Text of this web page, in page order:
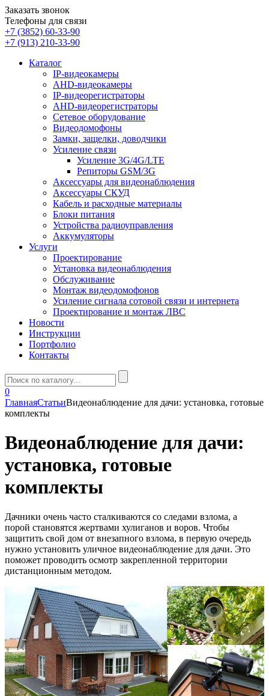
Заказать звонок
Телефоны для связи
+7 (3852) 60-33-90
+7 (913) 210-33-90
Каталог
IP-видеокамеры
AHD-видеокамеры
IP-видеорегистраторы
AHD-видеорегистраторы
Сетевое оборудование
Видеодомофоны
Замки, защелки, доводчики
Усиление связи
Усиление 3G/4G/LTE
Репиторы GSM/3G
Аксессуары для видеонаблюдения
Аксессуары СКУД
Кабель и расходные материалы
Блоки питания
Устройства радиоуправления
Аккумуляторы
Услуги
Проектирование
Установка видеонаблюдения
Обслуживание
Монтаж видеодомофонов
Усиление сигнала сотовой связи и интернета
Проектирование и монтаж ЛВС
Новости
Инструкции
Портфолио
Контакты
0
ГлавнаяСтатьиВидеонаблюдение для дачи: установка, готовые
комплекты
Видеонаблюдение для дачи:
установка, готовые
комплекты
Дачники очень часто сталкиваются со следами взлома, а
порой становятся жертвами хулиганов и воров. Чтобы
защитить свой дом от внезапного взлома, в первую очередь
нужно установить уличное видеонаблюдение для дачи. Это
поможет проводить осмотр закрепленной территории
дистанционным методом.